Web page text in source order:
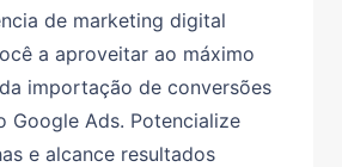
de marketing digital
a aproveitar ao máximo
importação de conversões
Google Ads. Potencialize
e alcance resultados